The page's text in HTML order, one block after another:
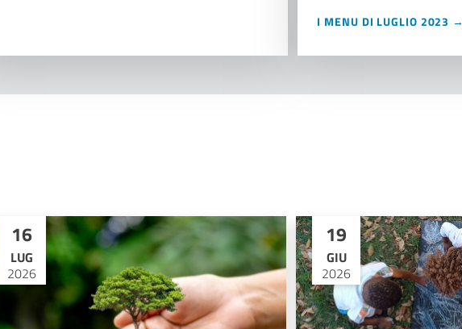
I MENU DI LUGLIO 2023 →
16
LUG
2026
19
GIU
2026